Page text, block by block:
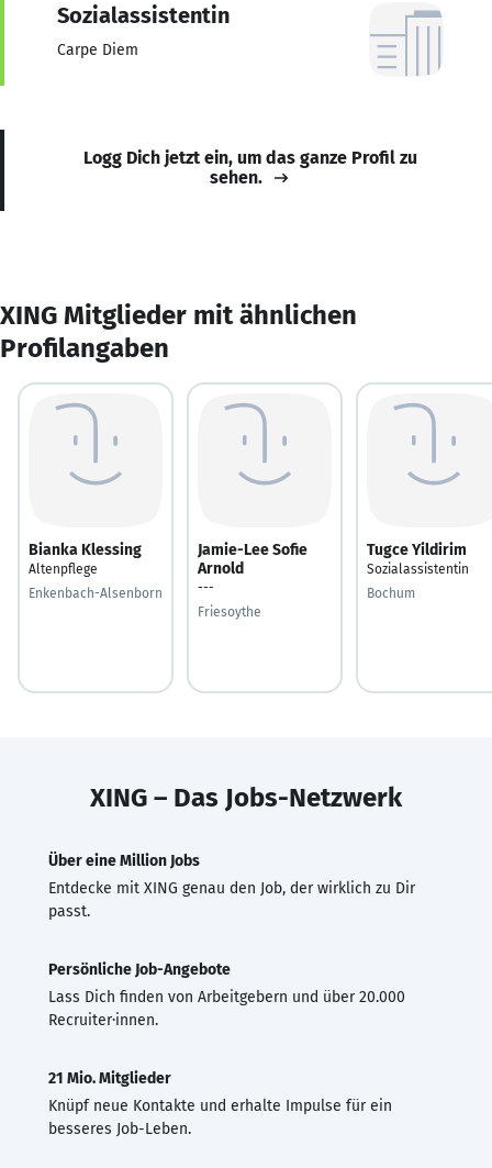
Sozialassistentin
Carpe Diem
Logg Dich jetzt ein, um das ganze Profil zu
sehen.
XING Mitglieder mit ähnlichen
Profilangaben
Bianka Klessing
Altenpflege
Enkenbach-Alsenborn
Jamie-Lee Sofie
Arnold
---
Friesoythe
Tugce Yildirim
Sozialassistentin
Bochum
XING – Das Jobs-Netzwerk
Über eine Million Jobs
Entdecke mit XING genau den Job, der wirklich zu Dir
passt.
Persönliche Job-Angebote
Lass Dich finden von Arbeitgebern und über 20.000
Recruiter·innen.
21 Mio. Mitglieder
Knüpf neue Kontakte und erhalte Impulse für ein
besseres Job-Leben.